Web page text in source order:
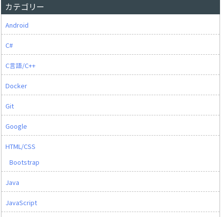
カテゴリー
Android
C#
C言語/C++
Docker
Git
Google
HTML/CSS
Bootstrap
Java
JavaScript